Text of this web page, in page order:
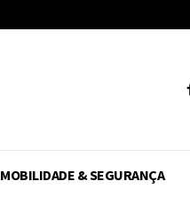
MOBILIDADE & SEGURANÇA